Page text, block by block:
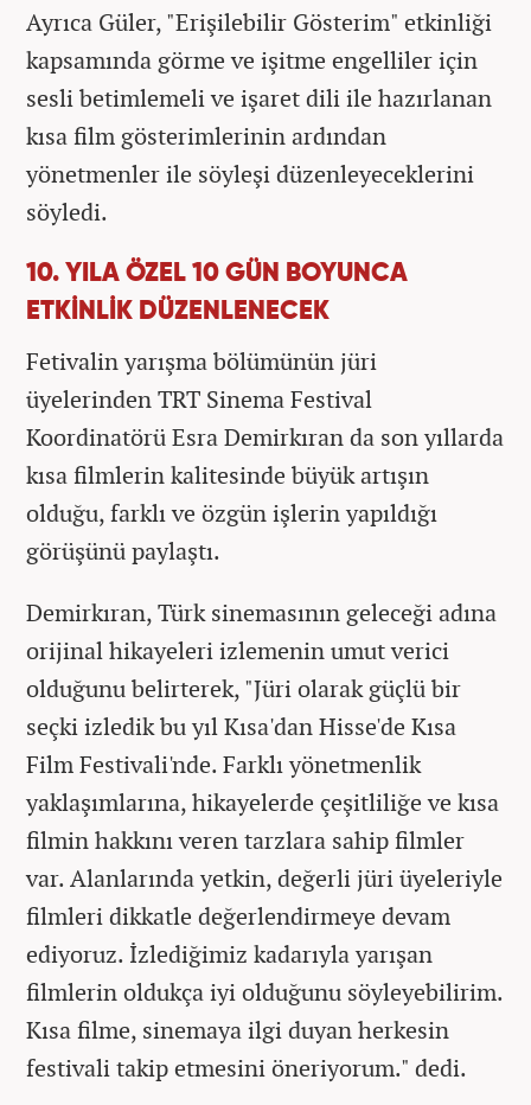
Ayrıca Güler, "Erişilebilir Gösterim" etkinliği
kapsamında görme ve işitme engelliler için
sesli betimlemeli ve işaret dili ile hazırlanan
kısa film gösterimlerinin ardından
yönetmenler ile söyleşi düzenleyeceklerini
söyledi.
10. YILA ÖZEL 10 GÜN BOYUNCA
ETKİNLİK DÜZENLENECEK
Fetivalin yarışma bölümünün jüri
üyelerinden TRT Sinema Festival
Koordinatörü Esra Demirkıran da son yıllarda
kısa filmlerin kalitesinde büyük artışın
olduğu, farklı ve özgün işlerin yapıldığı
görüşünü paylaştı.
Demirkıran, Türk sinemasının geleceği adına
orijinal hikayeleri izlemenin umut verici
olduğunu belirterek, "Jüri olarak güçlü bir
seçki izledik bu yıl Kısa'dan Hisse'de Kısa
Film Festivali'nde. Farklı yönetmenlik
yaklaşımlarına, hikayelerde çeşitliliğe ve kısa
filmin hakkını veren tarzlara sahip filmler
var. Alanlarında yetkin, değerli jüri üyeleriyle
filmleri dikkatle değerlendirmeye devam
ediyoruz. İzlediğimiz kadarıyla yarışan
filmlerin oldukça iyi olduğunu söyleyebilirim.
Kısa filme, sinemaya ilgi duyan herkesin
festivali takip etmesini öneriyorum." dedi. ​​​​​​​